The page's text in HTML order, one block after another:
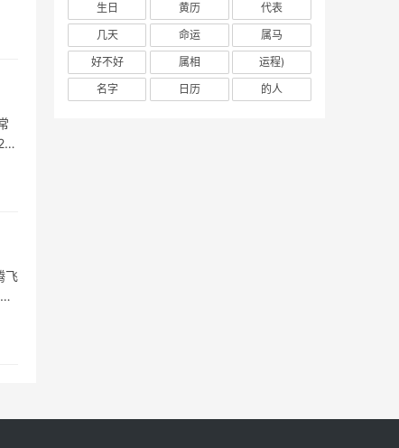
飞
生日
黄历
代表
几天
命运
属马
好不好
属相
运程)
名字
日历 的人